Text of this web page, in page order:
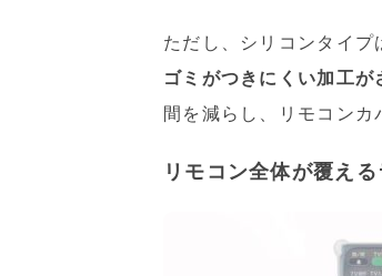
ただし、シリコンタイ
ゴミがつきにくい加工
間を減らし、リモコンカ
リモコン全体が覆え